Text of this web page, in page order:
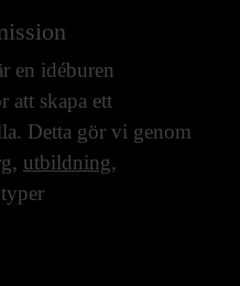
en idéburen
att skapa ett
Detta gör vi genom
, utbildning,